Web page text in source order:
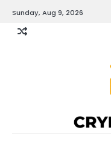
content
Sunday, Aug 9, 2026